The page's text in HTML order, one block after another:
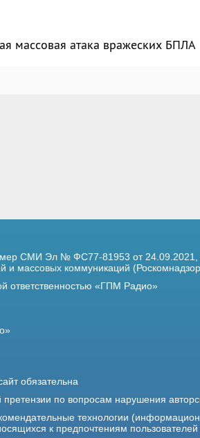
массовая атака вражеских БПЛА
СМИ Эл № ФС77-81953 от 24.09.2021,
и массовых коммуникаций
ответственностью «ГПМ Радио»
обязательна
по вопросам нарушения
технологии
к предпочтениям